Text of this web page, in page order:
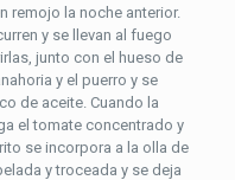
remojo la noche anterior.
y se llevan al fuego
junto con el hueso de
y el puerro y se
de aceite. Cuando la
el tomate concentrado y
se incorpora a la olla de
y troceada y se deja